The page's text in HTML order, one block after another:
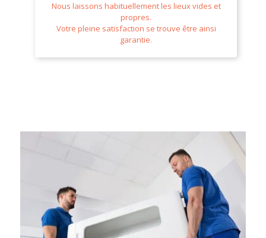
Nous laissons habituellement les lieux vides et
propres.
Votre pleine satisfaction se trouve être ainsi
garantie.